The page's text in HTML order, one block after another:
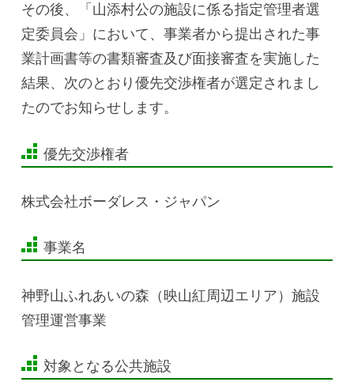
その後、「山添村公の施設に係る指定管理者選
定委員会」において、事業者から提出された事
業計画書等の書類審査及び面接審査を実施した
結果、次のとおり優先交渉権者が選定されまし
たのでお知らせします。
優先交渉権者
株式会社ボーダレス・ジャパン
事業名
神野山ふれあいの森（映山紅周辺エリア）施設
管理運営事業
対象となる公共施設